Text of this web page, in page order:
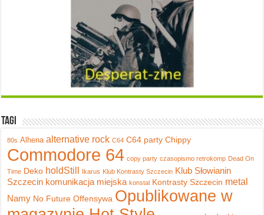
Tagi
80s Alhena alternative rock C64 C64 party Chippy
Commodore 64 copy party czasopismo retrokomp Dead On
Time Deko holdStill Ikarus Klub Kontrasty Szczecin Klub Słowianin
Szczecin komunikacja miejska konstal Kontrasty Szczecin metal
Namy No Future Offensywa Opublikowane w